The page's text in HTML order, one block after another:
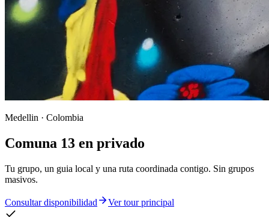
Medellin · Colombia
Comuna 13 en privado
Tu grupo, un guia local y una ruta coordinada contigo. Sin grupos
masivos.
Consultar disponibilidad Ver tour principal